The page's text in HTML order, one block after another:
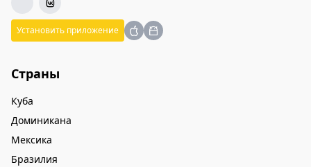
Установить приложение
Страны
Куба
Доминикана
Мексика
Бразилия